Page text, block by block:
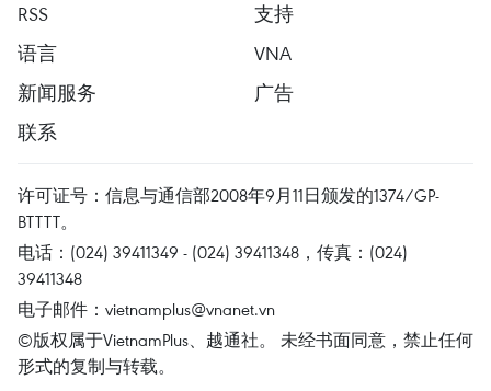
RSS
支持
语言
VNA
新闻服务
广告
联系
许可证号：信息与通信部2008年9月11日颁发的1374/GP-
BTTTT。
电话：(024) 39411349 - (024) 39411348，传真：(024)
39411348
电子邮件： vietnamplus@vnanet.vn
©版权属于VietnamPlus、越通社。 未经书面同意，禁止任何
形式的复制与转载。